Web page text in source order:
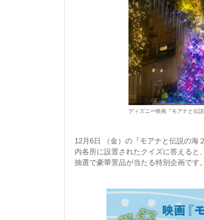
ディズニー映画『モアナと伝
12月6日 （金）の『モアナと伝説の海
内各所に設置されたクイズに答えると
抽選で豪華景品が当たる特別企画です